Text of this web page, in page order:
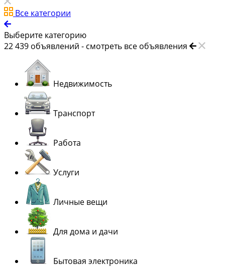
Все категории
Выберите категорию
22 439 объявлений - смотреть все объявления
Недвижимость
Транспорт
Работа
Услуги
Личные вещи
Для дома и дачи
Бытовая электроника